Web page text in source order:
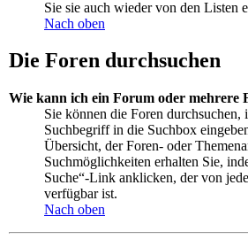
Sie sie auch wieder von den Listen
Nach oben
Die Foren durchsuchen
Wie kann ich ein Forum oder mehrere
Sie können die Foren durchsuchen,
Suchbegriff in die Suchbox
Übersicht, der Foren- oder
Suchmöglichkeiten erhalten Sie,
Suche“-Link anklicken, der von
verfügbar ist.
Nach oben